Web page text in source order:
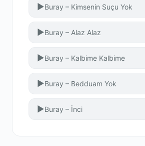
▶Buray – Kimsenin Suçu Yok
▶Buray – Alaz Alaz
▶Buray – Kalbime Kalbime
▶Buray – Bedduam Yok
▶Buray – İnci